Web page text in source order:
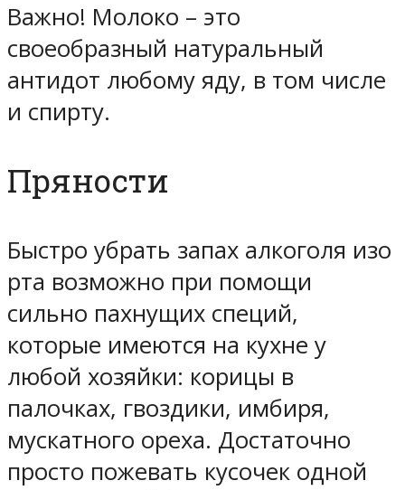
Важно! Молоко – это
своеобразный натуральный
антидот любому яду, в том числе
и спирту.
Пряности
Быстро убрать запах алкоголя изо
рта возможно при помощи
сильно пахнущих специй,
которые имеются на кухне у
любой хозяйки: корицы в
палочках, гвоздики, имбиря,
мускатного ореха. Достаточно
просто пожевать кусочек одной